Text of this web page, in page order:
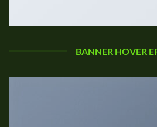
BANNER HOVER